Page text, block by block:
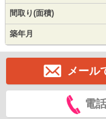
間取り(面積)
築年月
メール
電